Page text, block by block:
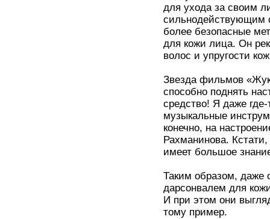
для ухода за своим
сильнодействующим
более безопасные
для кожи лица. Он
волос и упругости
Звезда фильмов
способно поднять
средство! Я даже
музыкальные
конечно, на
Рахманинова.
имеет большое
Таким образом, даже
дарсонвалем для
И при этом они
тому пример.